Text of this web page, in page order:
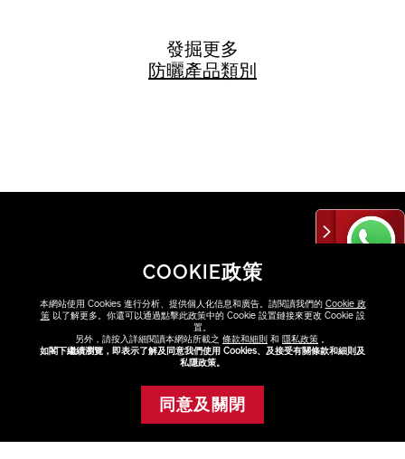
發掘更多
防曬產品類別
COOKIE政策
本網站使用 Cookies 進行分析、提供個人化信息和廣告。請閱讀我們的 Cookie 政
策以了解更多。你還可以通過點擊此政策中的 Cookie 設置鏈接來更改 Cookie 設
置。
另外，請按入詳細閱讀本網站所載之 條款和細則 和 隱私政策 。
如閣下繼續瀏覽，即表示了解及同意我們使用 Cookies、及接受有關條款和細則及
私隱政策。
同意及關閉
FAQ
點擊FAQ了解更多
查看
尋找專門店或專櫃
與美容顧問選購最適合你的產品